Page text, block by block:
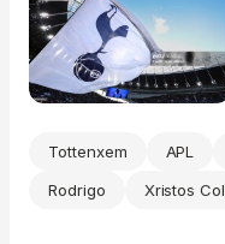
Tottenxem APL
Rodrigo
Xristos